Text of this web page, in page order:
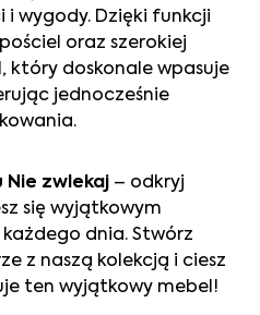
i wygody. Dzięki funkcji
oraz szerokiej
który doskonale wpasuje
jednocześnie
Nie zwlekaj – odkryj
się wyjątkowym
dnia. Stwórz
z naszą kolekcją i ciesz
ten wyjątkowy mebel!